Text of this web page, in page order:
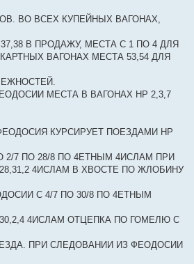
ВО ВСЕХ КУПЕЙНЫХ ВАГОНАХ,
В ПРОДАЖУ, МЕСТА С 1 ПО 4 ДЛЯ
ВАГОНАХ МЕСТА 53,54 ДЛЯ
МЕСТА В ВАГОНАХ НР 2,3,7
КУРСИРУЕТ ПОЕЗДАМИ НР
2/7 ПО 28/8 ПО 4ЕТНЫМ 4ИСЛАМ ПРИ
4ИСЛАМ В ХВОСТЕ ПО ЖЛОБИНУ
С 4/7 ПО 30/8 ПО 4ЕТНЫМ
4ИСЛАМ ОТЦЕПКА ПО ГОМЕЛЮ С
ПРИ СЛЕДОВАНИИ ИЗ ФЕОДОСИИ